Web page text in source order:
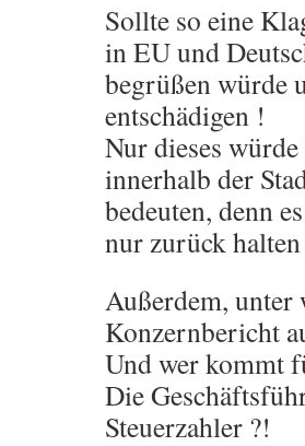
Sollte so eine
in EU und
begrüßen würde
entschädigen !
Nur dieses
innerhalb der
bedeuten, denn
nur zurück
Außerdem, unter
Konzernbericht
Und wer kommt
Die
Steuerzahler ?!